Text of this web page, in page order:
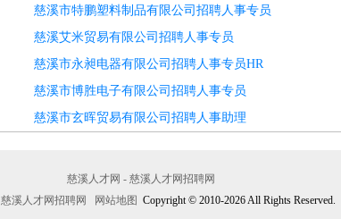
慈溪市特鹏塑料制品有限公司招聘人事专员
慈溪艾米贸易有限公司招聘人事专员
慈溪市永昶电器有限公司招聘人事专员HR
慈溪市博胜电子有限公司招聘人事专员
慈溪市玄晖贸易有限公司招聘人事助理
慈溪人才网 - 慈溪人才网招聘网
慈溪人才网招聘网 网站地图 Copyright © 2010-2026 All Rights Reserved.